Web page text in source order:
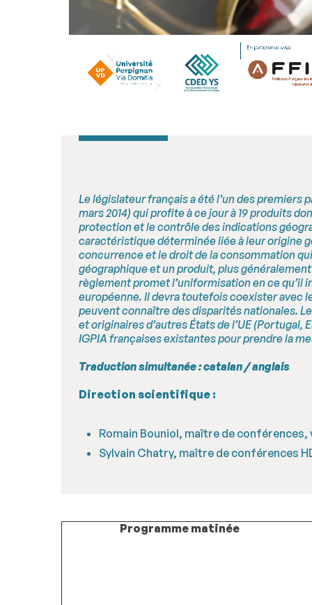
Le législateur français a été l’un des premiers
mars 2014) qui profite à ce jour à 19 produits
protection et le contrôle des indications
caractéristique déterminée liée à leur origine
concurrence et le droit de la consommation
géographique et un produit, plus
règlement promet l’uniformisation en ce qu’il
européenne. Il devra toutefois coexister avec
peuvent connaître des disparités nationales.
et originaires d’autres États de l’UE
IGPIA françaises existantes pour prendre la
Traduction simultanée : catalan / anglais
Direction scientifique :
Romain Bouniol, maître de
Sylvain Chatry, maître de conférences
Programme matinée